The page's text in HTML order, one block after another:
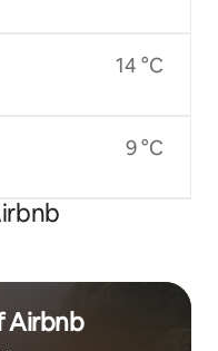
14 °C
9 °C
Airbnb